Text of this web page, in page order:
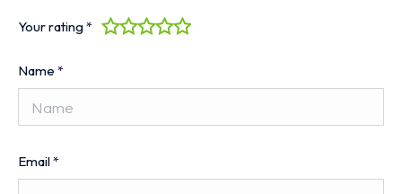
Your rating*
Name *
Email*